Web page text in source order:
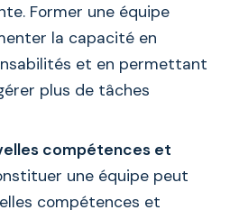
Former une équipe
la capacité en
et en permettant
plus de tâches
compétences et
une équipe peut
compétences et